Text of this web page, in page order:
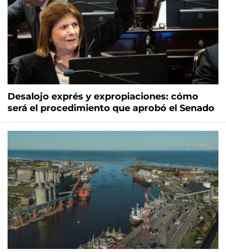
Desalojo exprés y expropiaciones: cómo
será el procedimiento que aprobó el Senado